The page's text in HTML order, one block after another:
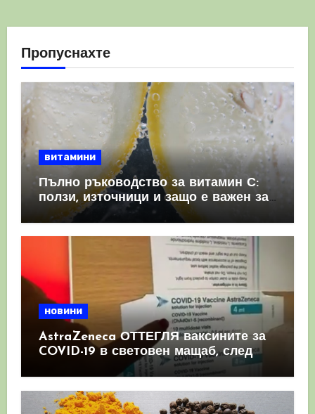
Пропуснахте
витамини
Пълно ръководство за витамин С:
ползи, източници и защо е важен за
имунната система
новини
AstraZeneca ОТТЕГЛЯ ваксините за
COVID-19 в световен мащаб, след
като призна, че те причиняват